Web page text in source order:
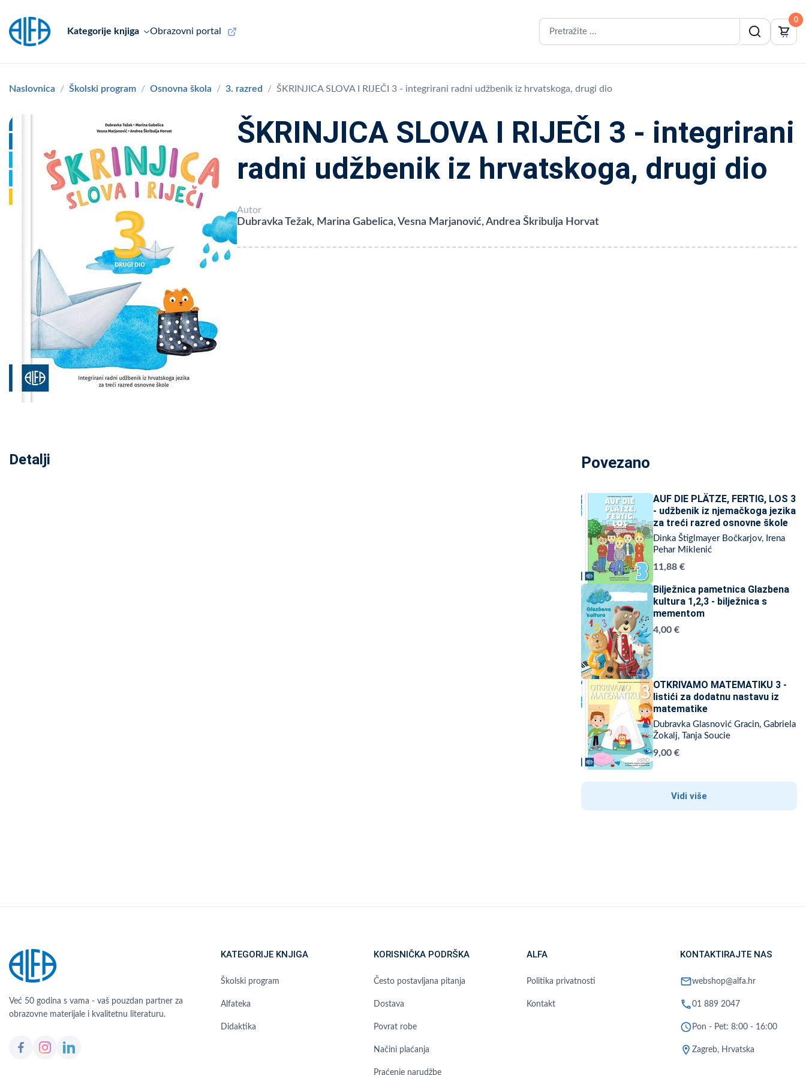
Kategorije knjiga Obrazovni portal
0
Naslovnica Školski program Osnovna škola 3. razred ŠKRINJICA SLOVA I RIJEČI 3 - integrirani radni udžbenik iz hrvatskoga, drugi dio
ŠKRINJICA SLOVA I RIJEČI 3 - integrirani
radni udžbenik iz hrvatskoga, drugi dio
Autor
Dubravka Težak, Marina Gabelica, Vesna Marjanović, Andrea Škribulja Horvat
Detalji Povezano
AUF DIE PLÄTZE, FERTIG, LOS 3
- udžbenik iz njemačkoga jezika
za treći razred osnovne škole
Dinka Štiglmayer Bočkarjov, Irena
Pehar Miklenić
11,88 €
Bilježnica pametnica Glazbena
kultura 1,2,3 - bilježnica s
mementom
4,00 €
OTKRIVAMO MATEMATIKU 3 -
listići za dodatnu nastavu iz
matematike
Dubravka Glasnović Gracin, Gabriela
Žokalj, Tanja Soucie
9,00 €
Vidi više
Već 50 godina s vama - vaš pouzdan partner za
obrazovne materijale i kvalitetnu literaturu.
KATEGORIJE KNJIGA
Školski program
Alfateka
Didaktika
KORISNIČKA PODRŠKA
Često postavljana pitanja
Dostava
Povrat robe
Načini plaćanja
Praćenje narudžbe
ALFA
Politika privatnosti
Kontakt
KONTAKTIRAJTE NAS
mailwebshop@alfa.hr
phone01 889 2047
schedule Pon - Pet: 8:00 - 16:00
location_on Zagreb, Hrvatska